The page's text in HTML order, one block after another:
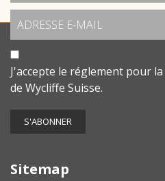
J'accepte le réglement pour
de Wycliffe Suisse.
Sitemap